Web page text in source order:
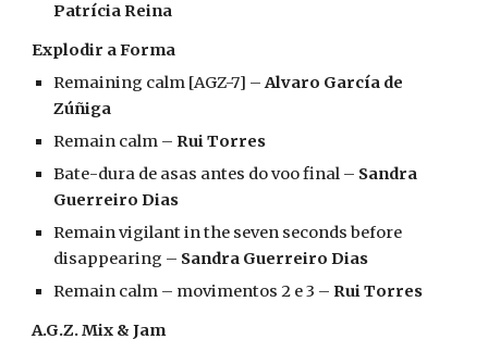
Patrícia Reina
Explodir a Forma
Remaining calm [AGZ-7] –Alvaro García de
Zúñiga
Remain calm – Rui Torres
Bate-dura de asas antes do voo final – Sandra
Guerreiro Dias
Remain vigilant in the seven seconds before
disappearing – Sandra Guerreiro Dias
Remain calm – movimentos 2 e 3 – Rui Torres
A.G.Z. Mix & Jam